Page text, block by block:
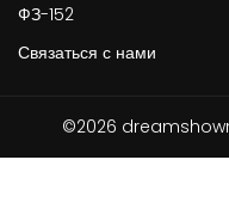
ФЗ-152
Связаться с нами
©2026